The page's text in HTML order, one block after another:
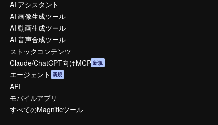
AI アシスタント
AI 画像生成ツール
AI 動画生成ツール
AI 音声合成ツール
ストックコンテンツ
Claude/ChatGPT向けMCP 新規
エージェント 新規
API
モバイルアプリ
すべてのMagnificツール